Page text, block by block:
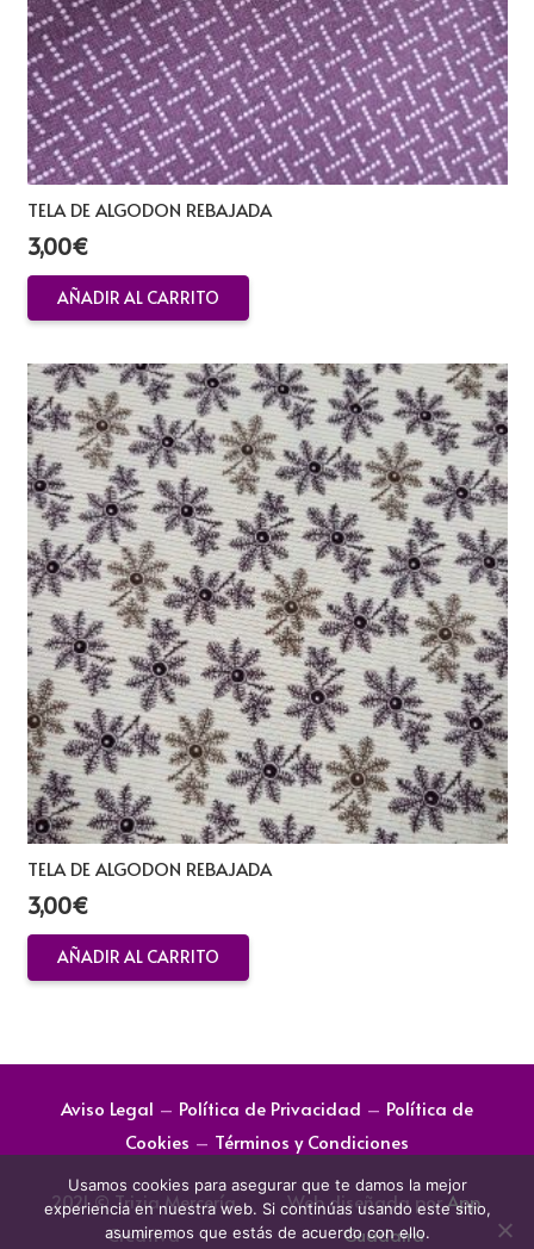
TELA DE ALGODON REBAJADA
3,00€
AÑADIR AL CARRITO
TELA DE ALGODON REBAJADA
3,00€
AÑADIR AL CARRITO
Aviso Legal – Política de Privacidad – Política de
Cookies – Términos y Condiciones
2021 © Trizia Mercería
Creativa
Web diseñada porApp
Guadaira
Usamos cookies para asegurar que te damos la mejor
experiencia en nuestra web. Si continúas usando este sitio,
asumiremos que estás de acuerdo con ello.